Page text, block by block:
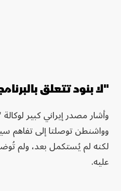
"لا بنود تتعلق
وأشار مصدر إيراني كبير
وواشنطن توصلتا إلى تفاهم
لكنه لم يُستكمل بعد، ولم
عليه.